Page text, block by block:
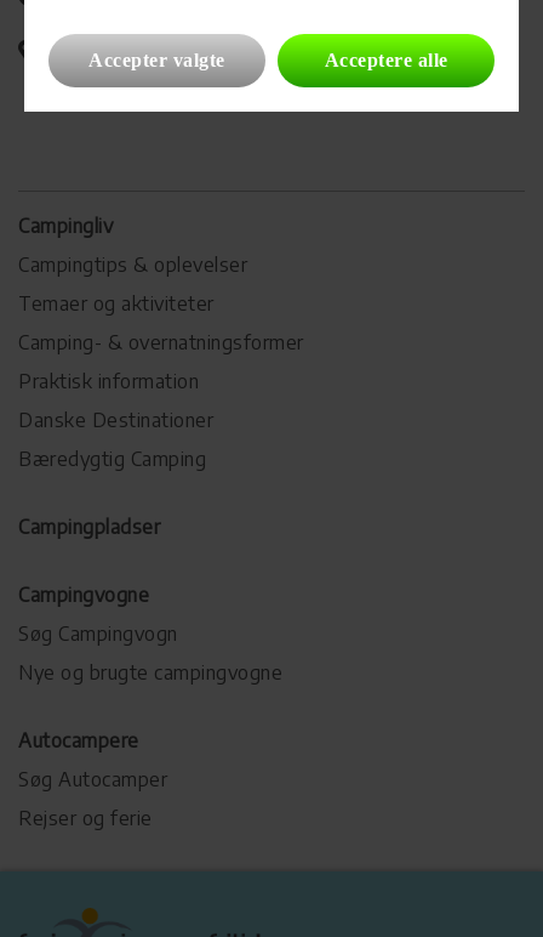
Campingvognens placering
Campingliv
Campingtips & oplevelser
Temaer og aktiviteter
Camping- & overnatningsformer
Praktisk information
Danske Destinationer
Bæredygtig Camping
Campingpladser
Campingvogne
Søg Campingvogn
Nye og brugte campingvogne
Autocampere
Søg Autocamper
Rejser og ferie
Accepter valgte Acceptere alle